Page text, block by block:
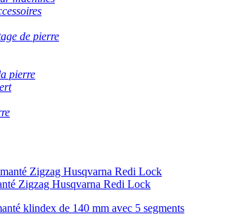
de pierre
pierre
Zigzag Husqvarna Redi Lock